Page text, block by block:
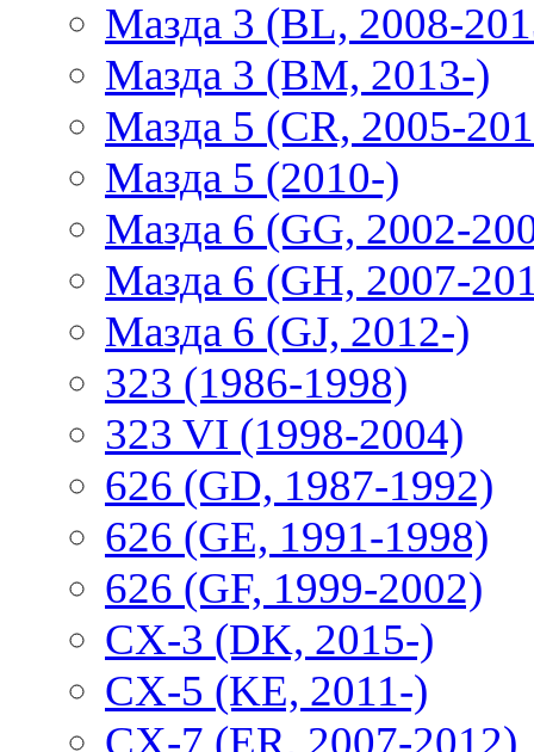
Мазда 3 (BL, 2008-
Мазда 3 (BM, 2013-)
Мазда 5 (CR, 2005-
Мазда 5 (2010-)
Мазда 6 (GG, 2002-
Мазда 6 (GH, 2007-
Мазда 6 (GJ, 2012-)
323 (1986-1998)
323 VI (1998-2004)
626 (GD, 1987-1992)
626 (GE, 1991-1998)
626 (GF, 1999-2002)
CX-3 (DK, 2015-)
CX-5 (KE, 2011-)